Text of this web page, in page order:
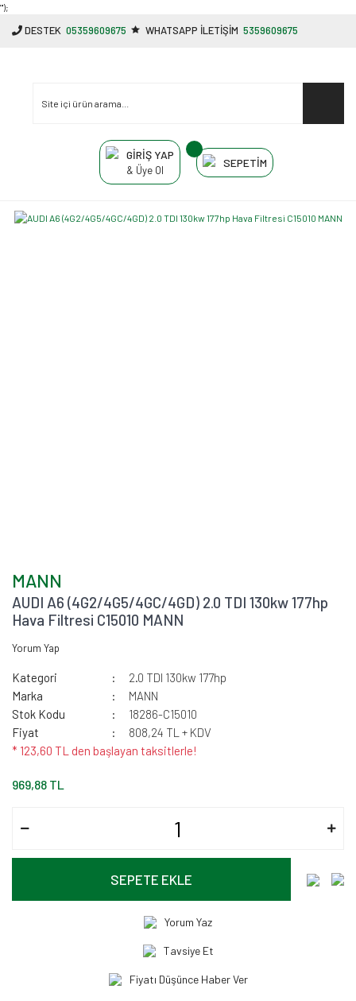
"');
DESTEK 05359609675 WHATSAPP İLETİŞİM 5359609675
GİRİŞ YAP
& Üye Ol
SEPETİM
MANN
AUDI A6 (4G2/4G5/4GC/4GD) 2.0 TDI 130kw 177hp
Hava Filtresi C15010 MANN
Yorum Yap
Kategori
2.0 TDI 130kw 177hp
Marka
MANN
Stok Kodu
18286-C15010
Fiyat
808,24 TL + KDV
* 123,60 TL den başlayan taksitlerle!
969,88 TL
SEPETE EKLE
Yorum Yaz
Tavsiye Et
Fiyatı Düşünce Haber Ver